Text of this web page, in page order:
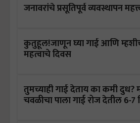
जनावरांचे प्रसूतिपूर्व व्यवस्थापन
कुतुहूल!जाणून घ्या गाई आणि
महत्वाचे दिवस
तुमच्याही गाई देताय का कमी
चवळीचा पाला गाई रोज देतील 6-